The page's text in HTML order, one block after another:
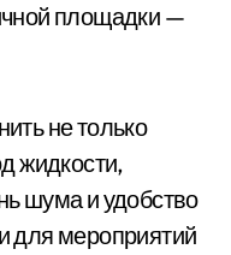
площадки —
не только
жидкости,
шума и удобство
для мероприятий